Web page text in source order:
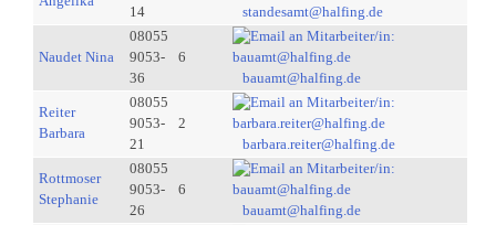
14
standesamt@halfing.de
Naudet Nina
08055
9053-
36
6
bauamt@halfing.de
Reiter
Barbara
08055
9053-
21
2
barbara.reiter@halfing.de
Rottmoser
Stephanie
08055
9053-
26
6
bauamt@halfing.de